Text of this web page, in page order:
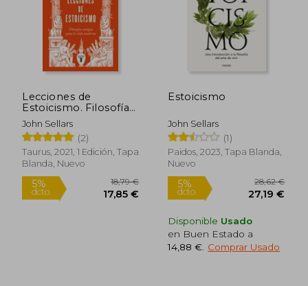
5%
dcto. 19,10 €
5%
dcto.
Lecciones de
Estoicismo. Filosofía
Antigua Para la Vida
Moderna
John Sellars
(2)
Taurus, 2021, 1 Edición, Tapa
Blanda, Nuevo
Estoicismo
John Sellars
(1)
Paidos, 2023, Tapa Blanda,
Nuevo
Disponible Usado
en Buen Estado a
14,88 € Comprar Usado